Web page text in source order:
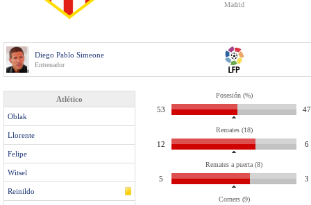
Madrid
Diego Pablo Simeone
Entrenador
Atlético
Oblak
Llorente
Felipe
Witsel
Reinildo
Posesión (%)
53 47
Remates (18)
12 6
Remates a puerta (8)
5 3
Corners (9)